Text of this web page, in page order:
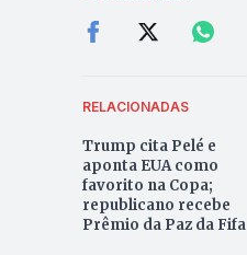
RELACIONADAS
Trump cita Pelé e
aponta EUA como
favorito na Copa;
republicano recebe
Prêmio da Paz da Fifa